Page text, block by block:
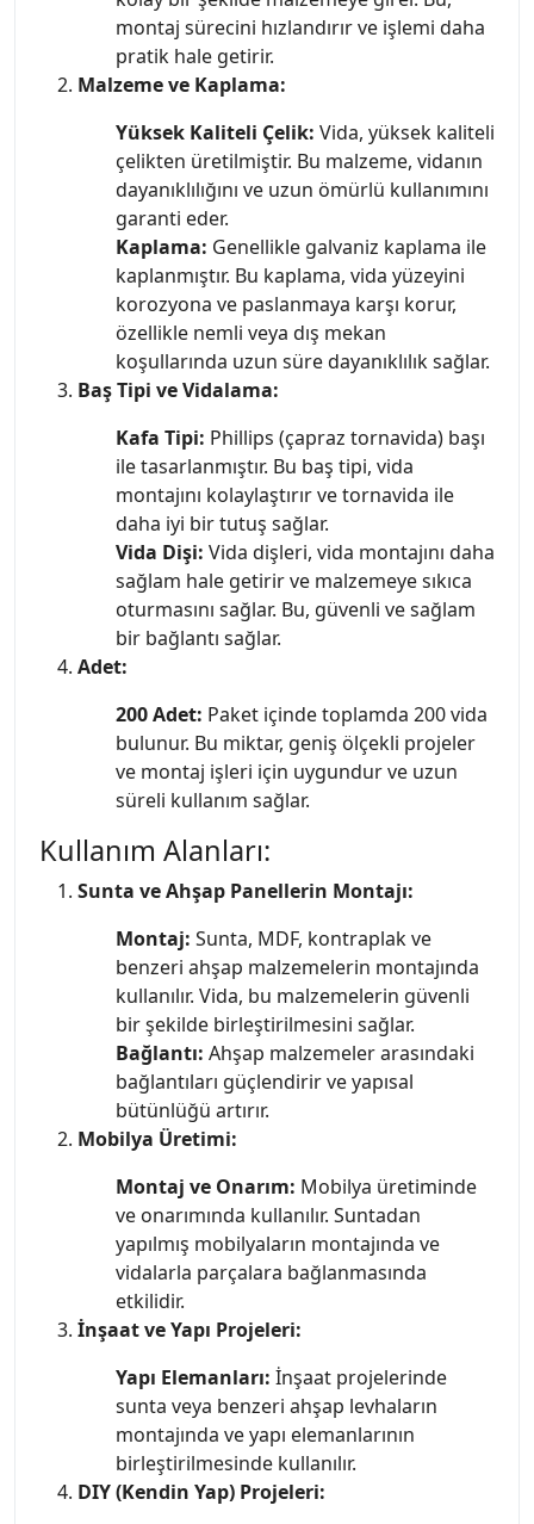
montaj sürecini hızlandırır ve işlemi daha
pratik hale getirir.
Malzeme ve Kaplama:
Yüksek Kaliteli Çelik: Vida, yüksek kaliteli
çelikten üretilmiştir. Bu malzeme, vidanın
dayanıklılığını ve uzun ömürlü kullanımını
garanti eder.
Kaplama: Genellikle galvaniz kaplama ile
kaplanmıştır. Bu kaplama, vida yüzeyini
korozyona ve paslanmaya karşı korur,
özellikle nemli veya dış mekan
koşullarında uzun süre dayanıklılık sağlar.
Baş Tipi ve Vidalama:
Kafa Tipi: Phillips (çapraz tornavida) başı
ile tasarlanmıştır. Bu baş tipi, vida
montajını kolaylaştırır ve tornavida ile
daha iyi bir tutuş sağlar.
Vida Dişi: Vida dişleri, vida montajını daha
sağlam hale getirir ve malzemeye sıkıca
oturmasını sağlar. Bu, güvenli ve sağlam
bir bağlantı sağlar.
Adet:
200 Adet: Paket içinde toplamda 200 vida
bulunur. Bu miktar, geniş ölçekli projeler
ve montaj işleri için uygundur ve uzun
süreli kullanım sağlar.
Kullanım Alanları:
Sunta ve Ahşap Panellerin Montajı:
Montaj: Sunta, MDF, kontraplak ve
benzeri ahşap malzemelerin montajında
kullanılır. Vida, bu malzemelerin güvenli
bir şekilde birleştirilmesini sağlar.
Bağlantı: Ahşap malzemeler arasındaki
bağlantıları güçlendirir ve yapısal
bütünlüğü artırır.
Mobilya Üretimi:
Montaj ve Onarım: Mobilya üretiminde
ve onarımında kullanılır. Suntadan
yapılmış mobilyaların montajında ve
vidalarla parçalara bağlanmasında
etkilidir.
İnşaat ve Yapı Projeleri:
Yapı Elemanları: İnşaat projelerinde
sunta veya benzeri ahşap levhaların
montajında ve yapı elemanlarının
birleştirilmesinde kullanılır.
DIY (Kendin Yap) Projeleri: